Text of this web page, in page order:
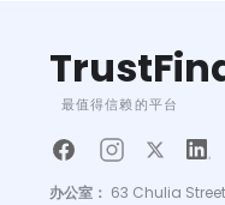
最值得信赖的平台
办公室： 63 Chulia